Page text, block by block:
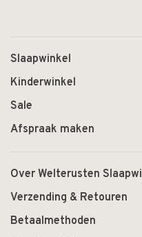
Slaapwinkel
Kinderwinkel
Sale
Afspraak maken
Over Welterusten
Verzending & Retouren
Betaalmethoden